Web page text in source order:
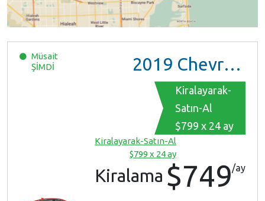
Müsait
ŞİMDİ
2019 Chevrolet Malibu
Kiralayarak-
Satın-Al
$799 x 24 ay
Kiralayarak-Satın-Al
$799 x 24 ay
Kiralama $749/ay